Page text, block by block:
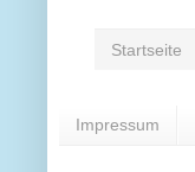
Startseite
Impressum